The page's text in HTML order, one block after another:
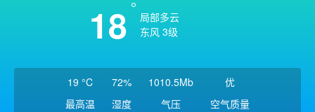
18
局部多云
东风 3级
19 °C
最高温
72%
湿度
1010.5Mb
气压
优
空气质量